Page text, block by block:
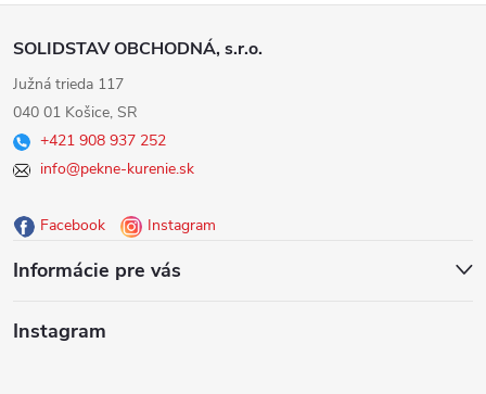
Z
á
p
ä
e
SOLIDSTAV OBCHODNÁ, s.r.o.
Južná trieda 117
040 01 Košice, SR
+421 908 937 252
info@pekne-kurenie.sk
Facebook Instagram
Informácie pre vás
Instagram